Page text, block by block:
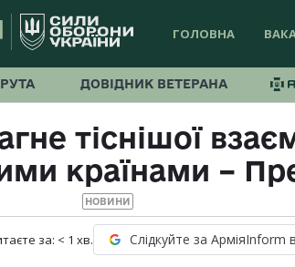
ГОЛОВНА
ДОВІДНИК ВЕТЕРАНА
тіснішої
країнами –
НОВИНИ
за: < 1 хв. Слідкуйте за АрміяInform